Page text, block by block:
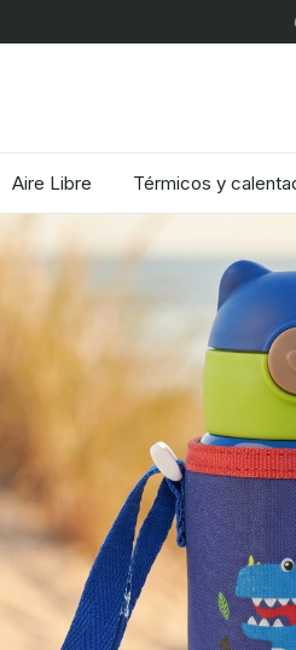
Aire Libre Térmicos y
6